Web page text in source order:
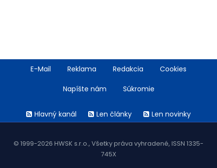
FooterE-Mail Reklama Redakcia Cookies
Napíšte nám Súkromie
menuHlavný kanál Len články Len novinky
© 1999-2026 HWSK s.r.o., Všetky práva vyhradené, ISSN 1335-
745X